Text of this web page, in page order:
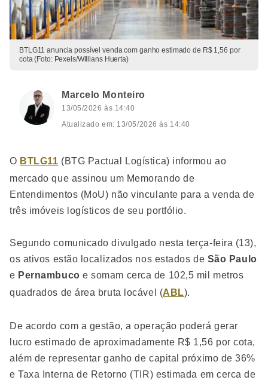
BTLG11 anuncia possível venda com ganho estimado de R$ 1,56 por
cota (Foto: Pexels/Willians Huerta)
Marcelo Monteiro
13/05/2026 às 14:40
Atualizado em: 13/05/2026 às 14:40
O BTLG11 (BTG Pactual Logística) informou ao
mercado que assinou um Memorando de
Entendimentos (MoU) não vinculante para a venda de
três imóveis logísticos de seu portfólio.
Segundo comunicado divulgado nesta terça-feira (13),
os ativos estão localizados nos estados de São Paulo
e Pernambucoe somam cerca de 102,5 mil metros
quadrados de área bruta locável (ABL).
De acordo com a gestão, a operação poderá gerar
lucro estimado de aproximadamente R$ 1,56 por cota,
além de representar ganho de capital próximo de 36%
e Taxa Interna de Retorno (TIR) estimada em cerca de